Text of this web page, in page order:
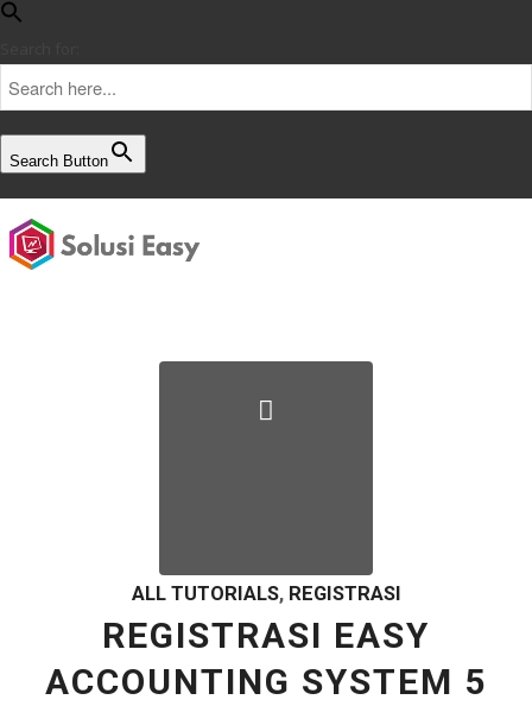
Search Button
ALL TUTORIALS, REGISTRASI
REGISTRASI EASY
ACCOUNTING SYSTEM 5